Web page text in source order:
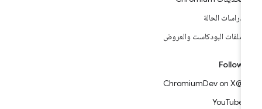
دراسات الحالة
ملفات البودكاست والعروض
Follow
YouTube